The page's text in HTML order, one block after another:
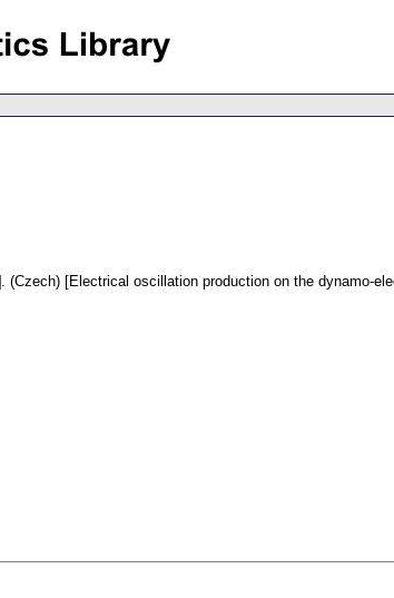
. (Czech) [Electrical oscillation production on the dynamo-